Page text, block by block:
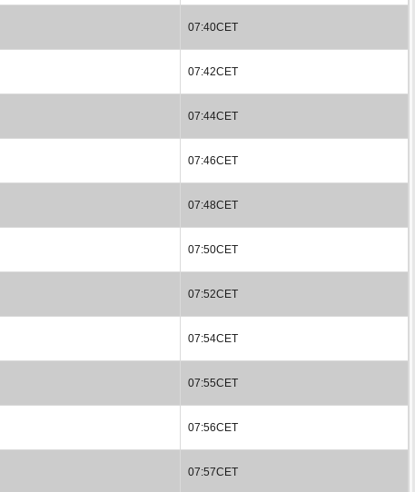
07:40CET
07:42CET
07:44CET
07:46CET
07:48CET
07:50CET
07:52CET
07:54CET
07:55CET
07:56CET
07:57CET